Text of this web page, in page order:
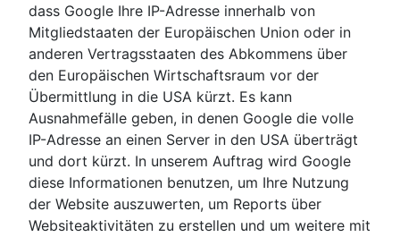
dass Google Ihre IP-Adresse innerhalb von
Mitgliedstaaten der Europäischen Union oder in
anderen Vertragsstaaten des Abkommens über
den Europäischen Wirtschaftsraum vor der
Übermittlung in die USA kürzt. Es kann
Ausnahmefälle geben, in denen Google die volle
IP-Adresse an einen Server in den USA überträgt
und dort kürzt. In unserem Auftrag wird Google
diese Informationen benutzen, um Ihre Nutzung
der Website auszuwerten, um Reports über
Websiteaktivitäten zu erstellen und um weitere mit